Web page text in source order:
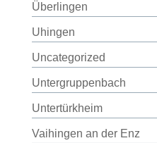
Überlingen
Uhingen
Uncategorized
Untergruppenbach
Untertürkheim
Vaihingen an der Enz